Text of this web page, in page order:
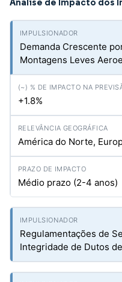
Demanda Crescente
Montagens Leves
+1.8%
América do Norte,
Médio prazo (2-4 anos)
Regulamentações de
Integridade de Dutos